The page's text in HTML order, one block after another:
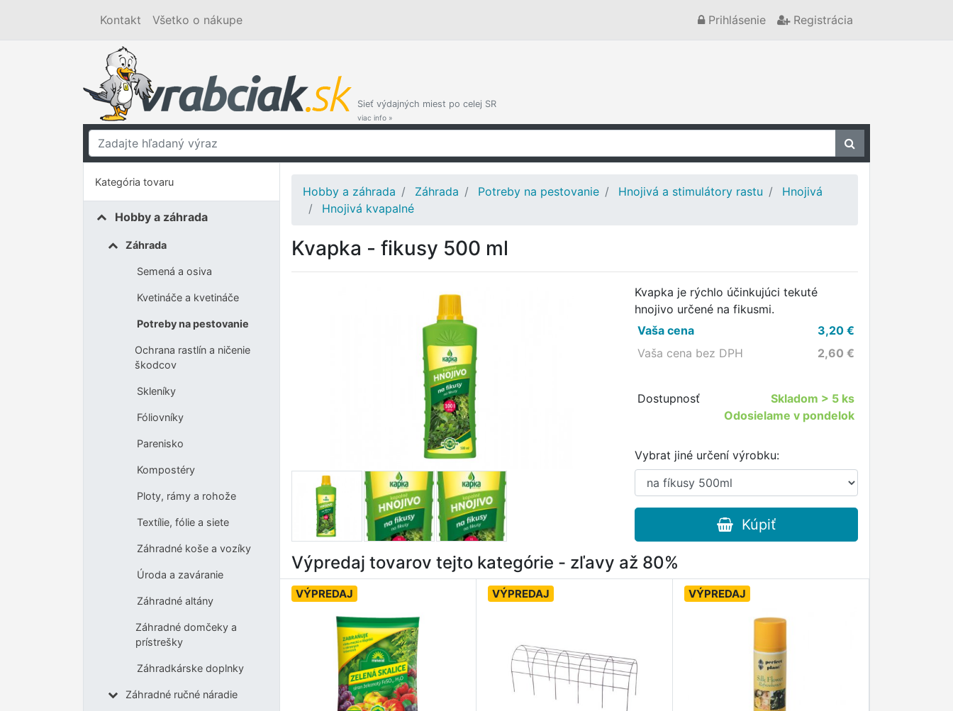
Kontakt Všetko o nákupe Prihlásenie Registrácia
Sieť výdajných miest po celej SR
viac info »
Kategória tovaru
Hobby a záhrada
Záhrada
Semená a osiva
Kvetináče a kvetináče
Potreby na pestovanie
Ochrana rastlín a ničenie
škodcov
Skleníky
Fóliovníky
Parenisko
Kompostéry
Ploty, rámy a rohože
Textílie, fólie a siete
Záhradné koše a vozíky
Úroda a zaváranie
Záhradné altány
Záhradné domčeky a
prístrešky
Záhradkárske doplnky
Záhradné ručné náradie
Hobby a záhrada Záhrada Potreby na pestovanie Hnojivá a stimulátory rastu
Hnojivá
Hnojivá kvapalné
Kvapka - fikusy 500 ml
Kvapka je rýchlo účinkujúci tekuté
hnojivo určené na fikusmi.
Vaša cena
3,20€
Vaša cena bez DPH
2,60 €
Dostupnosť Skladom > 5 ks
Odosielame v pondelok
Vybrat jiné určení výrobku:
Kúpiť
Výpredaj tovarov tejto kategórie - zľavy až 80%
VÝPREDAJ VÝPREDAJ VÝPREDAJ